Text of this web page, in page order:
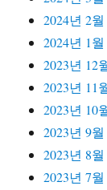
2024년 2월
2024년 1월
2023년 12
2023년 11
2023년 10
2023년 9월
2023년 8월
2023년 7월